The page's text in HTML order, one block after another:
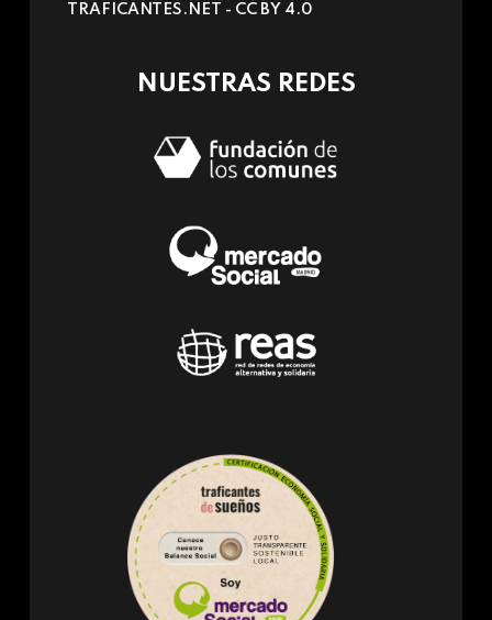
e-
TRAFICANTES.NET - CC BY 4.0
NUESTRAS REDES